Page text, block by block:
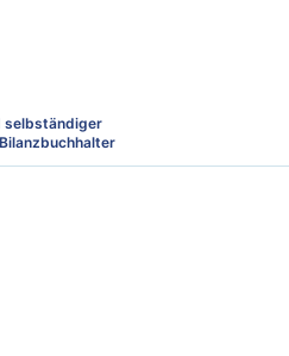
selbständiger